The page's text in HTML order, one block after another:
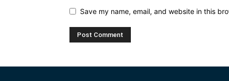
Save my name, email, and website in this